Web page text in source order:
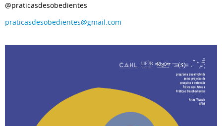
@praticasdesobedientes
praticasdesobedientes@gmail.com